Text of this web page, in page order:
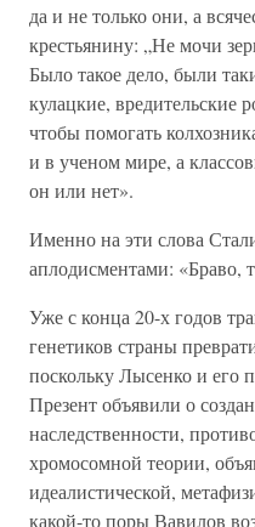
да и не только они, а
крестьянину: „Не мочи
Было такое дело, были
кулацкие, вредительские
чтобы помогать
и в ученом мире, а
он или нет».
Именно на эти слова
аплодисментами: «Браво,
Уже с конца 20-х годов
генетиков страны
поскольку Лысенко и
Презент объявили о
наследственности,
хромосомной теории,
идеалистической,
какой-то поры Вавилов